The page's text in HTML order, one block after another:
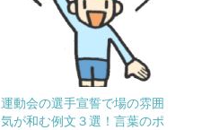
運動会の選手宣誓で場の雰囲
気が和む例文３選！言葉のポ